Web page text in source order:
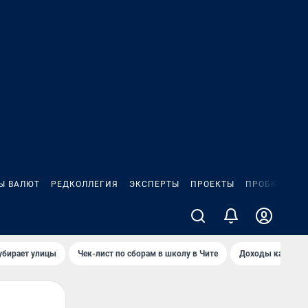
ВАЛЮТ РЕДКОЛЛЕГИЯ ЭКСПЕРТЫ ПРОЕКТЫ ПРОБКИ
улицы Чек-лист по сборам в школу в Чите Доходы